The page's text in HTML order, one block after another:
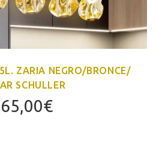
ZARIA NEGRO/BRONCE/
SCHULLER
€